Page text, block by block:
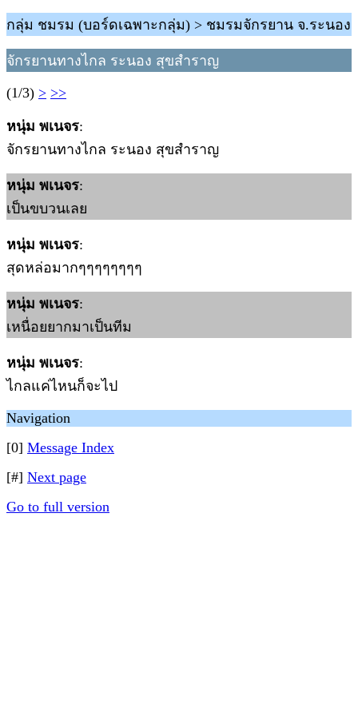
กลุ่ม ชมรม (บอร์ดเฉพาะกลุ่ม) > ชมรมจักรยาน จ.ระนอง
จักรยานทางไกล ระนอง สุขสำราญ
(1/3) > >>
หนุ่ม พเนจร:
จักรยานทางไกล ระนอง สุขสำราญ
หนุ่ม พเนจร:
เป็นขบวนเลย
หนุ่ม พเนจร:
สุดหล่อมากๆๆๆๆๆๆๆๆ
หนุ่ม พเนจร:
เหนื่อยยากมาเป็นทีม
หนุ่ม พเนจร:
ไกลแค่ไหนก็จะไป
Navigation
[0] Message Index
[#] Next page
Go to full version